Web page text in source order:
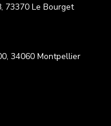
73370 Le Bourget
34060 Montpellier